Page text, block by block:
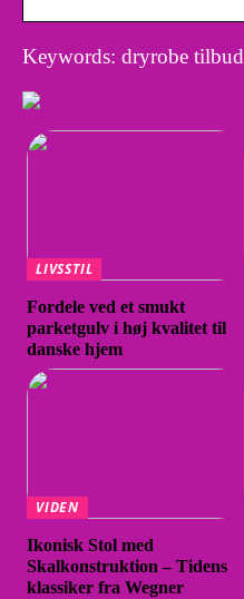
Keywords: dryrobe tilbud
LIVSSTIL
Fordele ved et smukt
parketgulv i høj kvalitet til
danske hjem
VIDEN
Ikonisk Stol med
Skalkonstruktion – Tidens
klassiker fra Wegner